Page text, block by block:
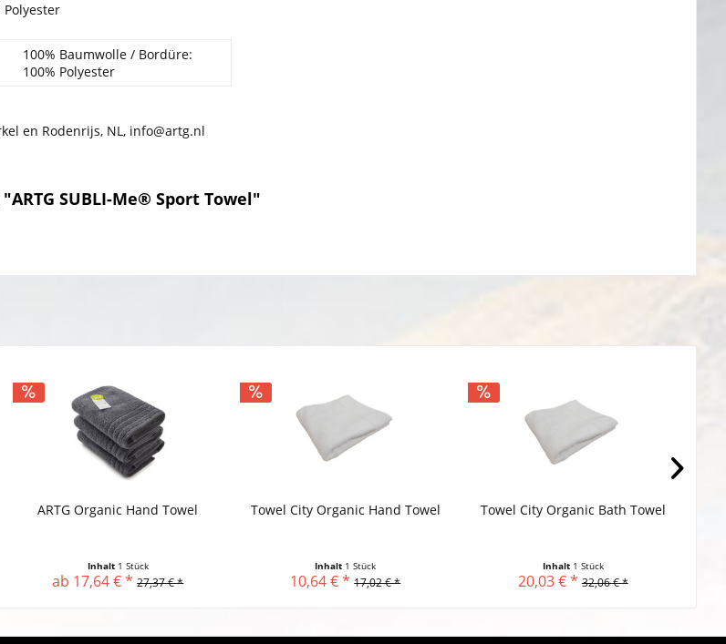
Polyester
100% Baumwolle / Bordüre:
100% Polyester
en Rodenrijs, NL, info@artg.nl
SUBLI-Me® Sport Towel"
ARTG Organic Hand Towel
Inhalt 1 Stück
ab 17,64 € * 27,37 € *
Towel City Organic Hand Towel
Inhalt 1 Stück
10,64 € * 17,02 € *
Towel City Organic Bath Towel
Inhalt 1 Stück
20,03 € * 32,06 € *